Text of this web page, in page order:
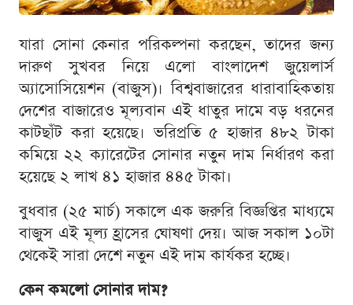
যারা সোনা কেনার পরিকল্পনা করছেন, তাদের জন্য
দারুণ সুখবর নিয়ে এলো বাংলাদেশ জুয়েলার্স
অ্যাসোসিয়েশন (বাজুস)। বিশ্ববাজারের ধারাবাহিকতায়
দেশের বাজারেও মূল্যবান এই ধাতুর দামে বড় ধরনের
কাটছাঁট করা হয়েছে। ভরিপ্রতি ৫ হাজার ৪৮২ টাকা
কমিয়ে ২২ ক্যারেটের সোনার নতুন দাম নির্ধারণ করা
হয়েছে ২ লাখ ৪১ হাজার ৪৪৫ টাকা।
বুধবার (২৫ মার্চ) সকালে এক জরুরি বিজ্ঞপ্তির মাধ্যমে
বাজুস এই মূল্য হ্রাসের ঘোষণা দেয়। আজ সকাল ১০টা
থেকেই সারা দেশে নতুন এই দাম কার্যকর হচ্ছে।
কেন কমলো সোনার দাম?